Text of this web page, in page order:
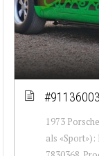
1973
als